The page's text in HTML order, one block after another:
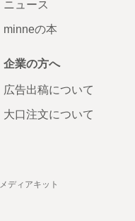
ニュース
minneの本
企業の方へ
広告出稿について
大口注文について
メディアキット